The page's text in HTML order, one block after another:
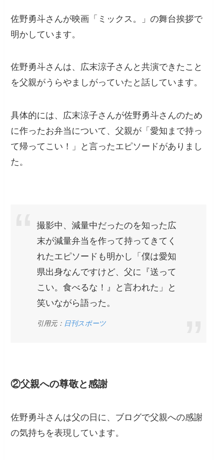
佐野勇斗さんが映画「ミックス。」の舞台挨拶で
明かしています。
佐野勇斗さんは、広末涼子さんと共演できたこと
を父親がうらやましがっていたと話しています。
具体的には、広末涼子さんが佐野勇斗さんのため
に作ったお弁当について、父親が「愛知まで持っ
て帰ってこい！」と言ったエピソードがありまし
た。
撮影中、減量中だったのを知った広
末が減量弁当を作って持ってきてく
れたエピソードも明かし「僕は愛知
県出身なんですけど、父に『送って
こい。食べるな！』と言われた」と
笑いながら語った。
引用元： 日刊スポーツ
②父親への尊敬と感謝
佐野勇斗さんは父の日に、ブログで父親への感謝
の気持ちを表現しています。